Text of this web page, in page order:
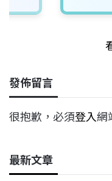
發佈留言
很抱歉，必須登入網
最新文章